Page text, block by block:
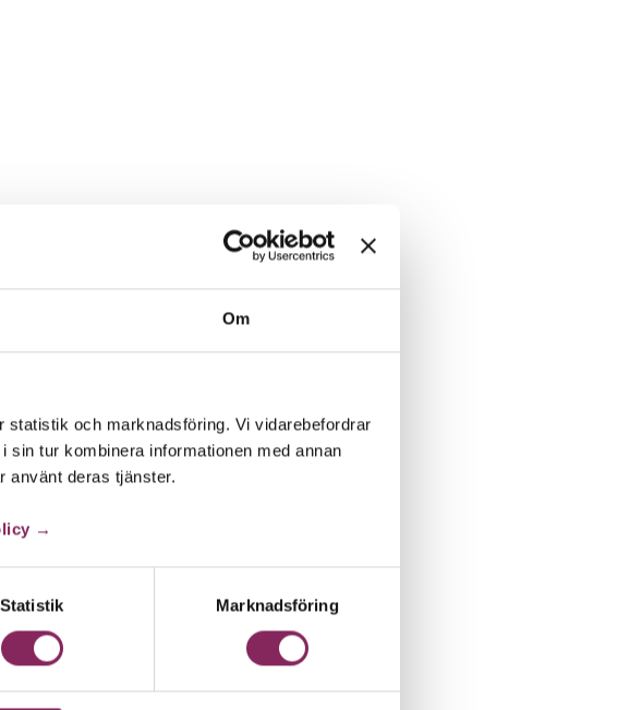
Om
och marknadsföring. Vi vidarebefordrar
tur kombinera informationen med annan
använt deras tjänster.
→
Statistik Marknadsföring
blir det en
tillsatt socker eller
för att